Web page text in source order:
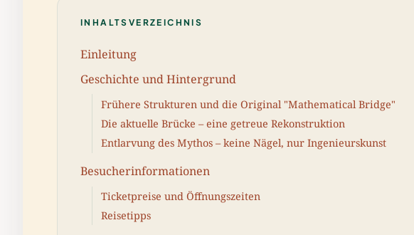
INHALTSVERZEICHNIS
Einleitung
Geschichte und Hintergrund
Frühere Strukturen und die Original "Mathematical Bridge"
Die aktuelle Brücke – eine getreue Rekonstruktion
Entlarvung des Mythos – keine Nägel, nur Ingenieurskunst
Besucherinformationen
Ticketpreise und Öffnungszeiten
Reisetipps